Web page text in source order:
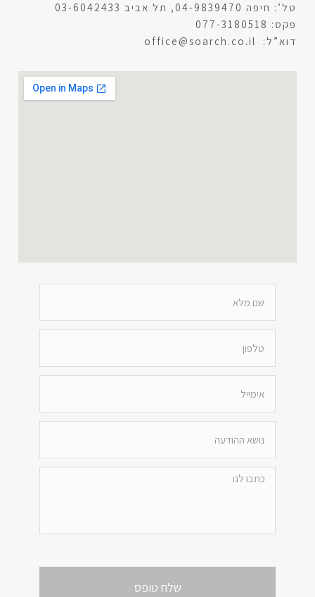
טל’: חיפה 04-9839470, תל אביב 03-6042433
פקס: 077-3180518
דוא”ל: office@soarch.co.il
שלח טופס